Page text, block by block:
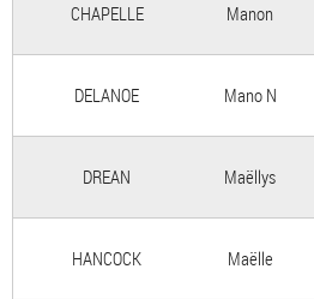
CHAPELLE Manon
DELANOE Mano N
DREAN Maëllys
HANCOCK Maëlle